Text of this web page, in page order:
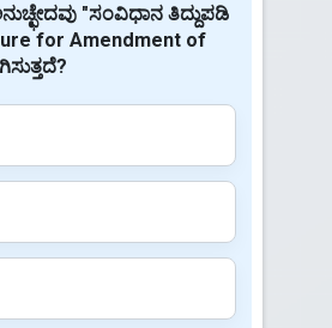
"ಸಂವಿಧಾನ ತಿದ್ದುಪಡಿ
for Amendment of